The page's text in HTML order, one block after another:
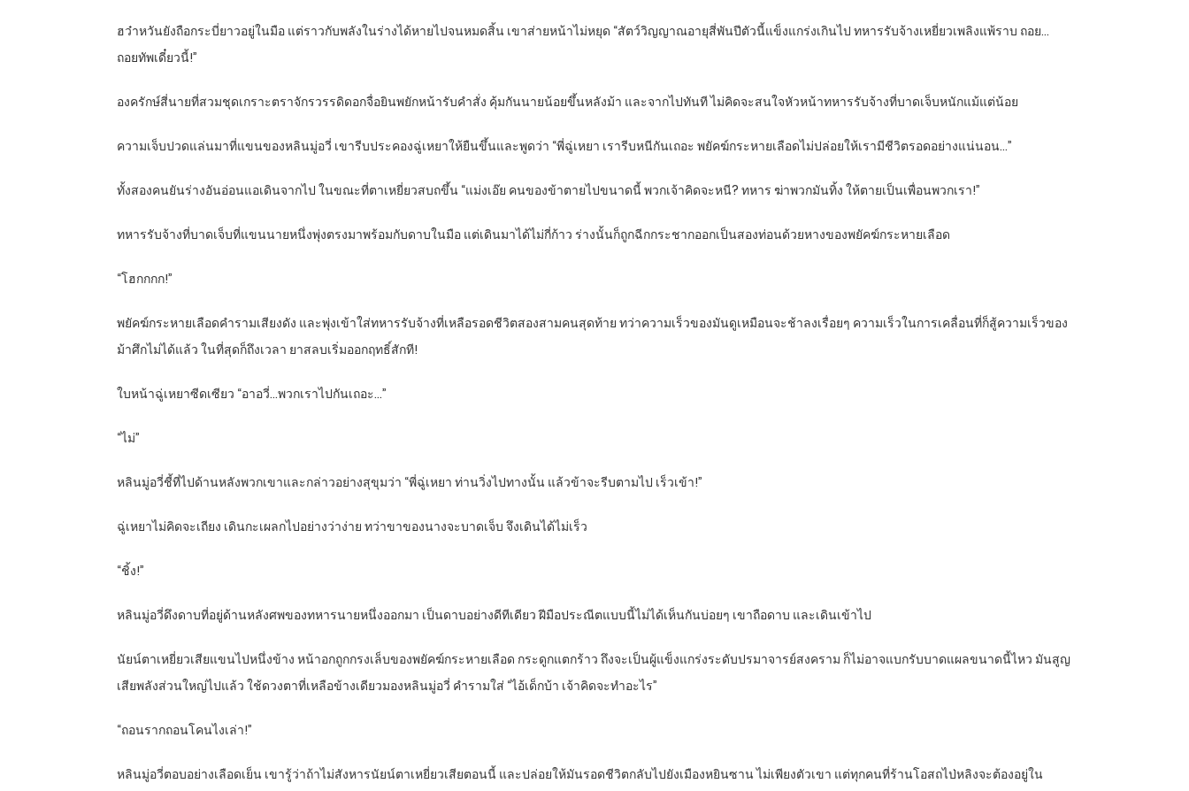
ฮว๋าหวันยังถือกระบี่ยาวอยู่ในมือ แต่ราวกับพลังในร่างได้หายไปจนหมดสิ้น เขาส่ายหน้าไม่หยุด “สัตว์วิญญาณอายุสี่พันปีตัวนี้แข็งแกร่งเกินไป ทหารรับจ้างเหยี่ยวเพลิงแพ้ราบ ถอย…
ถอยทัพเดี๋ยวนี้!”
องครักษ์สี่นายที่สวมชุดเกราะตราจักรวรรดิดอกจื่อยินพยักหน้ารับคำสั่ง คุ้มกันนายน้อยขึ้นหลังม้า และจากไปทันที ไม่คิดจะสนใจหัวหน้าทหารรับจ้างที่บาดเจ็บหนักแม้แต่น้อย
ความเจ็บปวดแล่นมาที่แขนของหลินมู่อวี่ เขารีบประคองฉู่เหยาให้ยืนขึ้นและพูดว่า “พี่ฉู่เหยา เรารีบหนีกันเถอะ พยัคฆ์กระหายเลือดไม่ปล่อยให้เรามีชีวิตรอดอย่างแน่นอน…”
ทั้งสองคนยันร่างอันอ่อนแอเดินจากไป ในขณะที่ตาเหยี่ยวสบถขึ้น “แม่งเอ๊ย คนของข้าตายไปขนาดนี้ พวกเจ้าคิดจะหนี? ทหาร ฆ่าพวกมันทิ้ง ให้ตายเป็นเพื่อนพวกเรา!”
ทหารรับจ้างที่บาดเจ็บที่แขนนายหนึ่งพุ่งตรงมาพร้อมกับดาบในมือ แต่เดินมาได้ไม่กี่ก้าว ร่างนั้นก็ถูกฉีกกระชากออกเป็นสองท่อนด้วยหางของพยัคฆ์กระหายเลือด
“โฮกกกก!”
พยัคฆ์กระหายเลือดคำรามเสียงดัง และพุ่งเข้าใส่ทหารรับจ้างที่เหลือรอดชีวิตสองสามคนสุดท้าย ทว่าความเร็วของมันดูเหมือนจะช้าลงเรื่อยๆ ความเร็วในการเคลื่อนที่ก็สู้ความเร็วของ
ม้าศึกไม่ได้แล้ว ในที่สุดก็ถึงเวลา ยาสลบเริ่มออกฤทธิ์สักที!
ใบหน้าฉู่เหยาซีดเซียว “อาอวี่…พวกเราไปกันเถอะ…”
“ไม่”
หลินมู่อวี่ชี้ที่ไปด้านหลังพวกเขาและกล่าวอย่างสุขุมว่า “พี่ฉู่เหยา ท่านวิ่งไปทางนั้น แล้วข้าจะรีบตามไป เร็วเข้า!”
ฉู่เหยาไม่คิดจะเถียง เดินกะเผลกไปอย่างว่าง่าย ทว่าขาของนางจะบาดเจ็บ จึงเดินได้ไม่เร็ว
“ชิ้ง!”
หลินมู่อวี่ดึงดาบที่อยู่ด้านหลังศพของทหารนายหนึ่งออกมา เป็นดาบอย่างดีทีเดียว ฝีมือประณีตแบบนี้ไม่ได้เห็นกันบ่อยๆ เขาถือดาบ และเดินเข้าไป
นัยน์ตาเหยี่ยวเสียแขนไปหนึ่งข้าง หน้าอกถูกกรงเล็บของพยัคฆ์กระหายเลือด กระดูกแตกร้าว ถึงจะเป็นผู้แข็งแกร่งระดับปรมาจารย์สงคราม ก็ไม่อาจแบกรับบาดแผลขนาดนี้ไหว มันสูญ
เสียพลังส่วนใหญ่ไปแล้ว ใช้ดวงตาที่เหลือข้างเดียวมองหลินมู่อวี่ คำรามใส่ “ไอ้เด็กบ้า เจ้าคิดจะทำอะไร”
“ถอนรากถอนโคนไงเล่า!”
หลินมู่อวี่ตอบอย่างเลือดเย็น เขารู้ว่าถ้าไม่สังหารนัยน์ตาเหยี่ยวเสียตอนนี้ และปล่อยให้มันรอดชีวิตกลับไปยังเมืองหยินซาน ไม่เพียงตัวเขา แต่ทุกคนที่ร้านโอสถไป่หลิงจะต้องอยู่ใน